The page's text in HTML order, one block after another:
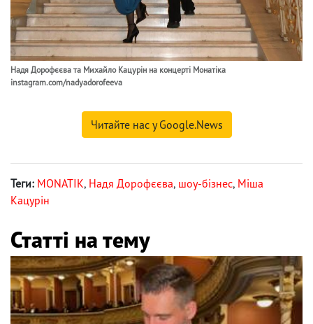
Надя Дорофєєва та Михайло Кацурін на концерті Монатіка
instagram.com/nadyadorofeeva
Читайте нас у Google.News
Теги: MONATIK, Надя Дорофєєва, шоу-бізнес, Міша
Кацурін
Статті на тему